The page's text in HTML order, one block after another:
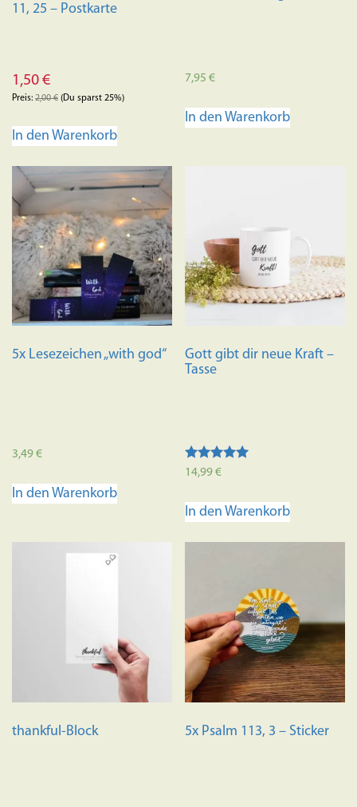
11, 25 – Postkarte
1,50 €
Preis: 2,00€ (Du sparst 25%)
In den Warenkorb
7,95€
In den Warenkorb
5x Lesezeichen „with god“
3,49€
In den Warenkorb
Gott gibt dir neue Kraft –
Tasse
Bewertet mit
14,99€
In den Warenkorb
thankful-Block 5x Psalm 113, 3 – Sticker